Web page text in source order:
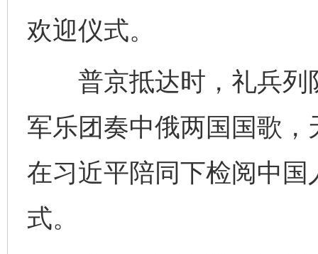
欢迎仪式。
普京抵达时，礼兵列
军乐团奏中俄两国国歌
在习近平陪同下检阅中
式。
千年窑火 生生不息